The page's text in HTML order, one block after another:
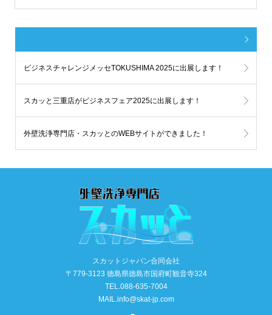
ビジネスチャレンジメッセTOKUSHIMA 2025に出展します！
スカッと三重店がビジネスフェア2025に出展します！
外壁洗浄専門店・スカッとのWEBサイトができました！
スカットジャパン合同会社
〒779-3123 徳島県徳島市国府町観音寺324
TEL.088-635-7004
MAIL.info@skat-jp.com